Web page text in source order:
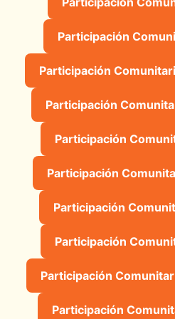
Participación
Participación
Participación
Participación
Participación
Participación
Participación
Participación
Participación